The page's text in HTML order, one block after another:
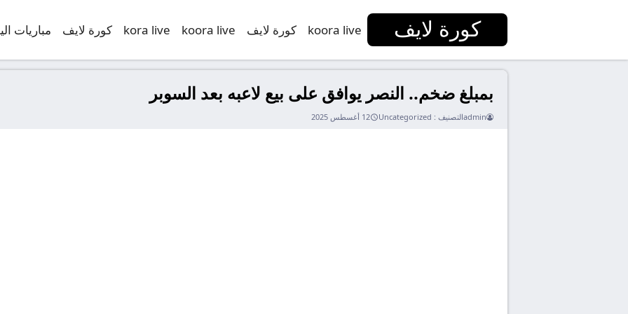
كورة لايف koora live كورة لايف koora live
kora live كورة لايف مباريات
بمبلغ ضخم.. النصر يوافق على بيع لاعبه بعد السوبر
adminالتصنيف : Uncategorized 12 أغسطس 2025